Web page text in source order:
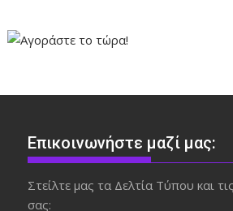
Επικοινωνήστε μαζί μας:
Στείλτε μας τα Δελτία Τύπου και
σας: